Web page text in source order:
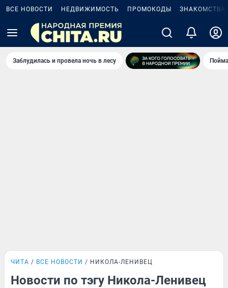
ВСЕ НОВОСТИ НЕДВИЖИМОСТЬ ПРОМОКОДЫ ЗНАКОМСТВА
Заблудилась и провела ночь в лесу
ЧИТА ВСЕ НОВОСТИ НИКОЛА-ЛЕНИВЕЦ
Новости по тэгу Никола-Ленивец